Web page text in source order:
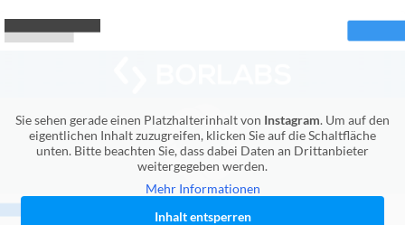
Sie sehen gerade einen Platzhalterinhalt von Instagram. Um auf den
eigentlichen Inhalt zuzugreifen, klicken Sie auf die Schaltfläche
unten. Bitte beachten Sie, dass dabei Daten an Drittanbieter
weitergegeben werden.
Mehr Informationen
Inhalt entsperren